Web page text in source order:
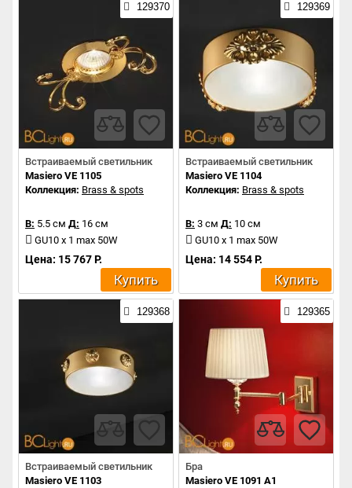
129370
Встраиваемый светильник
Masiero VE 1105
Коллекция: Brass & spots
В: 5.5 см Д: 16 см
GU10 x 1 max 50W
Цена: 15 767 Р.
Купить
129369
Встраиваемый светильник
Masiero VE 1104
Коллекция: Brass & spots
В: 3 см Д: 10 см
GU10 x 1 max 50W
Цена: 14 554 Р.
Купить
129368
Встраиваемый светильник
Masiero VE 1103
129365
Бра
Masiero VE 1091 A1